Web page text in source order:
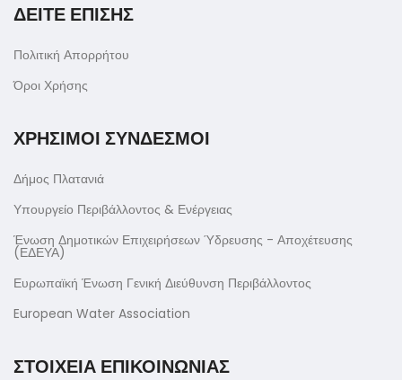
ΔΕΙΤΕ ΕΠΙΣΗΣ
Πολιτική Απορρήτου
Όροι Χρήσης
ΧΡΗΣΙΜΟΙ ΣΥΝΔΕΣΜΟΙ
Δήμος Πλατανιά
Υπουργείο Περιβάλλοντος & Ενέργειας
Ένωση Δημοτικών Επιχειρήσεων Ύδρευσης - Αποχέτευσης
(ΕΔΕΥΑ)
Ευρωπαϊκή Ένωση Γενική Διεύθυνση Περιβάλλοντος
European Water Association
ΣΤΟΙΧΕΙΑ ΕΠΙΚΟΙΝΩΝΙΑΣ